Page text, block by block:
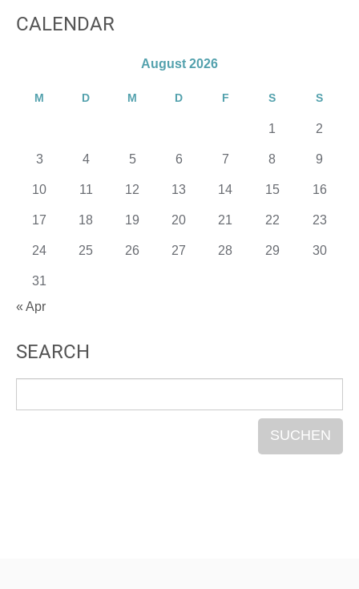
CALENDAR
August 2026
M D M D F S S
1 2
3 4 5 6 7 8 9
10 11 12 13 14 15 16
17 18 19 20 21 22 23
24 25 26 27 28 29 30
31
« Apr
SEARCH